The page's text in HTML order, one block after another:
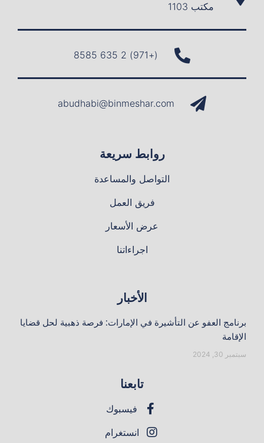
مكتب 1103
(+971) 2 635 8585
abudhabi@binmeshar.com
روابط سريعة
التواصل والمساعدة
فريق العمل
عرض الأسعار
اجراءاتنا
الأخبار
برنامج العفو عن التأشيرة في الإمارات: فرصة ذهبية لحل قضايا
الإقامة
سبتمبر 30, 2024
تابعنا
فيسبوك
انستغرام